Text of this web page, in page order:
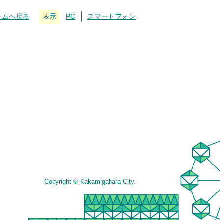
ムへ戻る 表示 PC スマートフォン
Copyright © Kakamigahara City.